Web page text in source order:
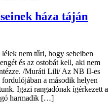
háza táján
lélek nem tűri, hogy sebeiben
és az ostobát kell, aki nem
/Muráti Lili/ Az NB II-es
a második helyen
Igazi rangadónak ígérkezett a
harmadik […]